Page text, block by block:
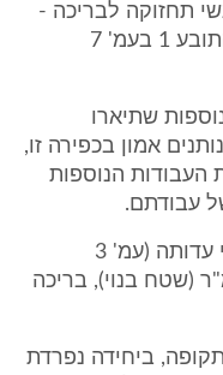
תחזוקה לבריכה -
בין פעם לפעמיים בשבוע; עדות התובע 1 בעמ' 7
שתיארו
אמון בכפירה זו,
העבודות הנוספות
עבודתם.
ה. ה. ביתה של הנתבעת כולל, לפי עדותה (עמ' 3
- ארבע קומות, 600 מ"ר (שטח בנוי), בריכה
ביחידה נפרדת